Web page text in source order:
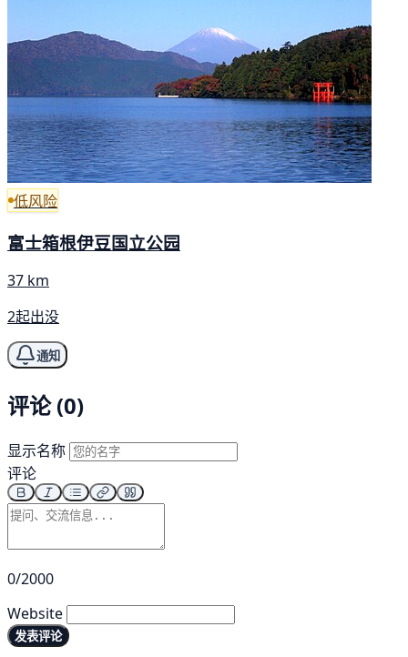
低风险
富士箱根伊豆国立公园
37 km
2起出没
通知
评论 (0)
显示名称
评论
0/2000
Website
发表评论